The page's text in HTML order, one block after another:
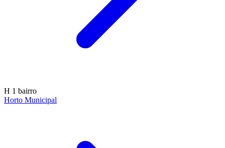
H 1 bairro
Horto Municipal